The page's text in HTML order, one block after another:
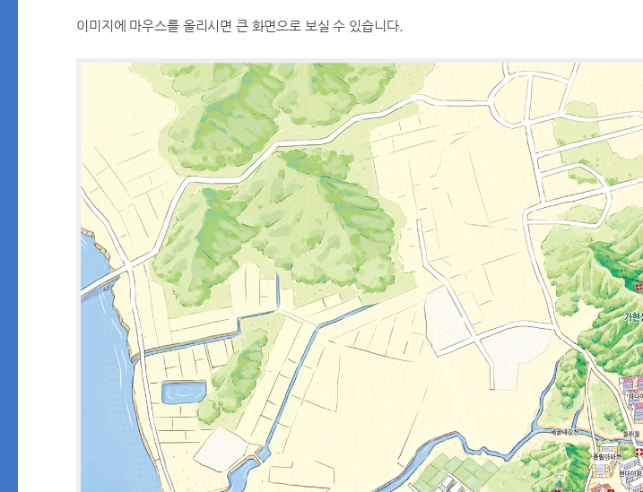
이미지에 마우스를 올리시면 큰 화면으로 보실 수 있습니다.